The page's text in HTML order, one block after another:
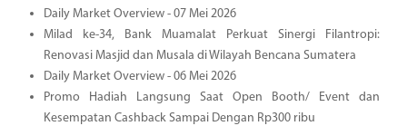
Daily Market Overview - 07 Mei 2026
Milad ke-34, Bank Muamalat Perkuat Sinergi Filantropi:
Renovasi Masjid dan Musala di Wilayah Bencana Sumatera
Daily Market Overview - 06 Mei 2026
Promo Hadiah Langsung Saat Open Booth/ Event dan
Kesempatan Cashback Sampai Dengan Rp300 ribu